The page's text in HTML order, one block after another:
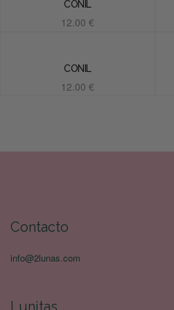
CONIL
12.00 €
CONIL
12.00 €
Contacto
info@2lunas.com
Lunitas